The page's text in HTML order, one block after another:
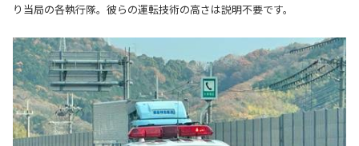
り当局の各執行隊。彼らの運転技術の高さは説明不要です。